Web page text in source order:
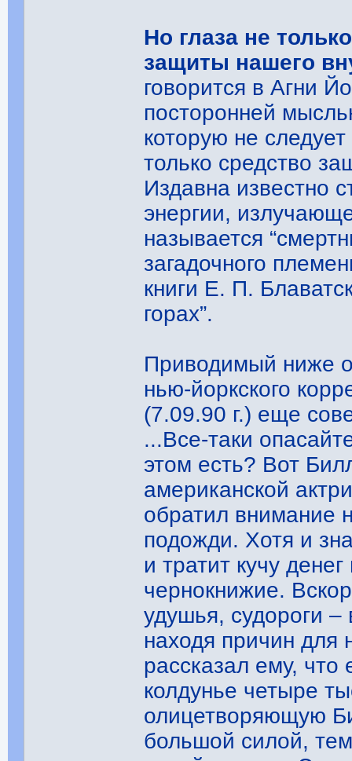
Но глаза не
защиты нашего
говорится в Агни
посторонней
которую не
только средство
Издавна известно
энергии,
называется
загадочного
книги Е. П.
горах”.
Приводимый ниже
нью-йоркского
(7.09.90 г.) еще
...Все-таки
этом есть? Вот
американской
обратил внимание
подожди. Хотя и
и тратит кучу
чернокнижие.
удушья, судороги
находя причин для
рассказал ему,
колдунье четыре
олицетворяющую
большой силой,